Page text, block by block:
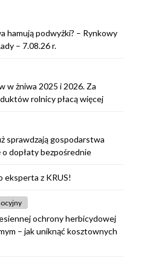
hamują podwyżki? – Rynkowy
– 7.08.26 r.
w żniwa 2025 i 2026. Za
rolnicy płacą więcej
sprawdzają gospodarstwa
o dopłaty bezpośrednie
eksperta z KRUS!
ochrony herbicydowej
– jak uniknąć kosztownych